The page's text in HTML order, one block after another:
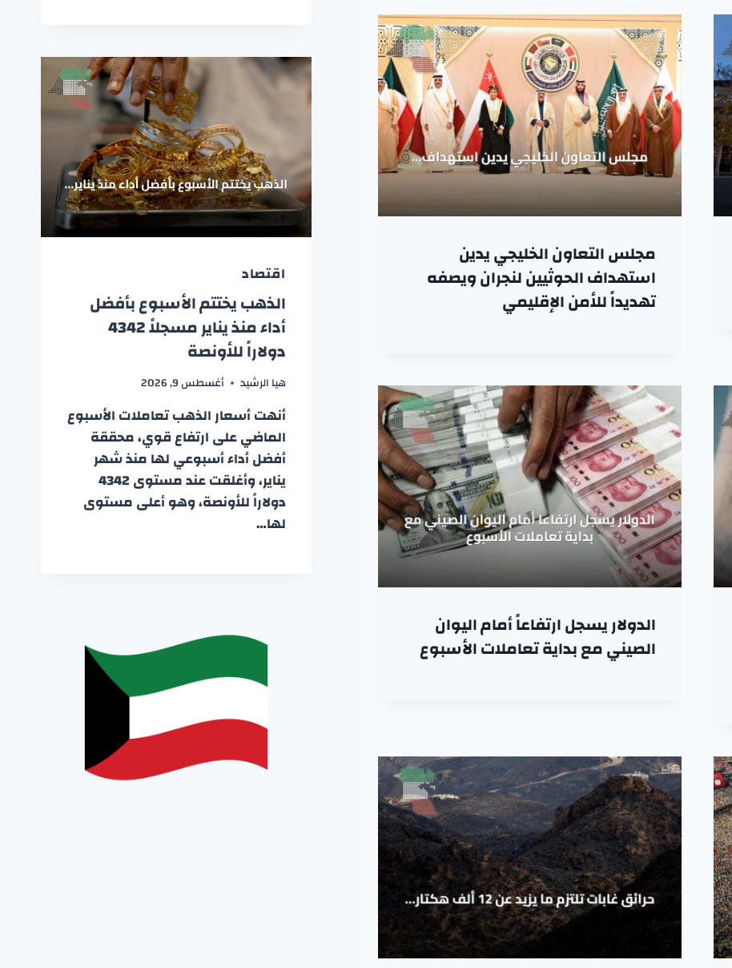
مجلس التعاون الخليجي يدين
استهداف الحوثيين لنجران ويصفه
تهديداً للأمن الإقليمي
الدولار يسجل ارتفاعاً أمام اليوان
الصيني مع بداية تعاملات الأسبوع
اقتصاد
الذهب يختتم الأسبوع بأفضل
أداء منذ يناير مسجلاً 4342
دولاراً للأونصة
هيا الرشيد أغسطس 9, 2026
أنهت أسعار الذهب تعاملات الأسبوع
الماضي على ارتفاع قوي، محققة
أفضل أداء أسبوعي لها منذ شهر
يناير، وأغلقت عند مستوى 4342
دولاراً للأونصة، وهو أعلى مستوى
لها…